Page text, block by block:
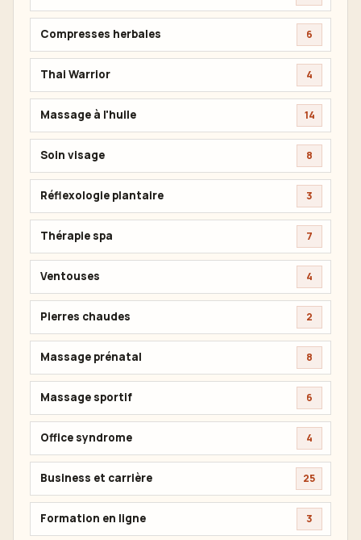
Compresses herbales 6
Thai Warrior 4
Massage à l'huile 14
Soin visage 8
Réflexologie plantaire 3
Thérapie spa 7
Ventouses 4
Pierres chaudes 2
Massage prénatal 8
Massage sportif 6
Office syndrome 4
Business et carrière 25
Formation en ligne 3